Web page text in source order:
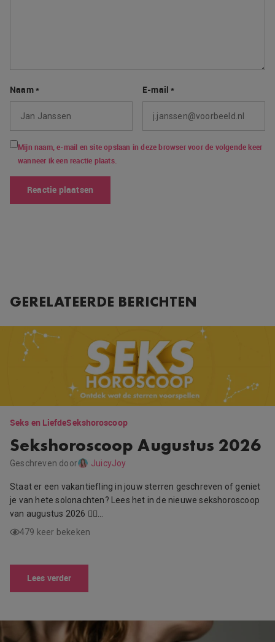
Naam* E-mail*
Mijn naam, e-mail en site opslaan in deze browser voor de volgende keer
wanneer ik een reactie plaats.
GERELATEERDE BERICHTEN
Seks en LiefdeSekshoroscoop
Sekshoroscoop Augustus 2026
Geschreven door JuicyJoy
Staat er een vakantiefling in jouw sterren geschreven of geniet
je van hete solonachten? Lees het in de nieuwe sekshoroscoop
van augustus 2026 ❤️‍🔥…
479 keer bekeken
Lees verder